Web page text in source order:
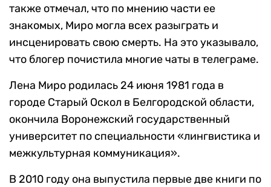
также отмечал, что по мнению части ее
знакомых, Миро могла всех разыграть и
инсценировать свою смерть. На это указывало,
что блогер почистила многие чаты в телеграме.
Лена Миро родилась 24 июня 1981 года в
городе Старый Оскол в Белгородской области,
окончила Воронежский государственный
университет по специальности «лингвистика и
межкультурная коммуникация».
В 2010 году она выпустила первые две книги по